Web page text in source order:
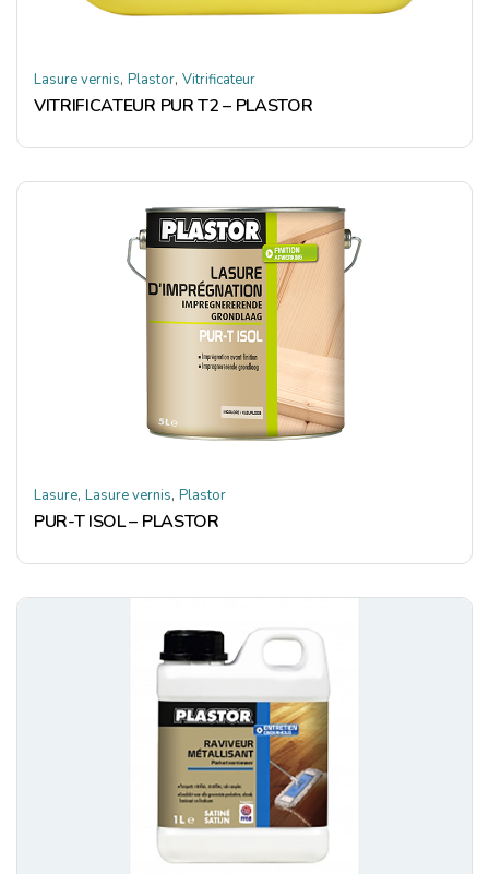
Lasure vernis, Plastor, Vitrificateur
VITRIFICATEUR PUR T2 – PLASTOR
Lasure, Lasure vernis, Plastor
PUR-T ISOL – PLASTOR